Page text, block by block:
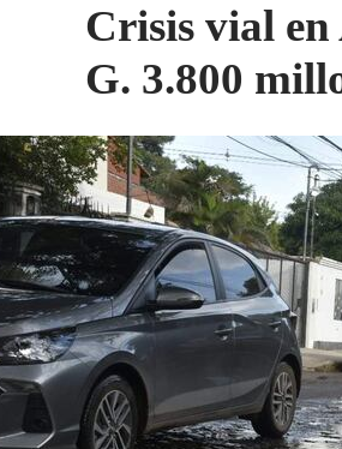
Crisis vial
G. 3.800